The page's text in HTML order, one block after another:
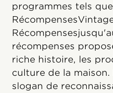
programmes tels
récompenses
riche histoire, les
culture de la
slogan de